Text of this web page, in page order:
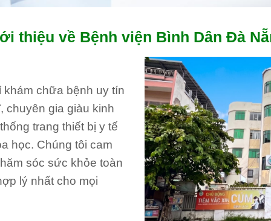
thiệu về Bệnh viện Bình Dân Đà
chữa bệnh uy tín
chuyên gia giàu kinh
trang thiết bị y tế
học. Chúng tôi cam
sóc sức khỏe toàn
lý nhất cho mọi